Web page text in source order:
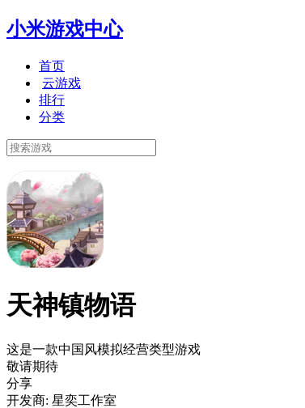
小米游戏中心
首页
云游戏
排行
分类
天神镇物语
这是一款中国风模拟经营类型游戏
敬请期待
分享
开发商: 星奕工作室